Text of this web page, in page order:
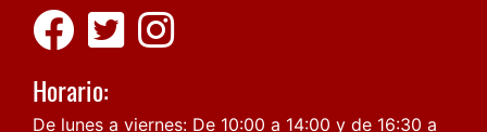
Horario:
De lunes a viernes: De 10:00 a 14:00 y de 16:30 a